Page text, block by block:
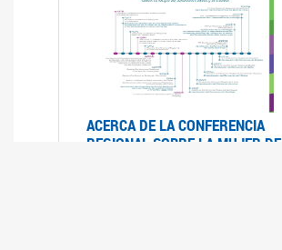
ACERCA DE LA CONFERENCIA
REGIONAL SOBRE LA MUJER DE